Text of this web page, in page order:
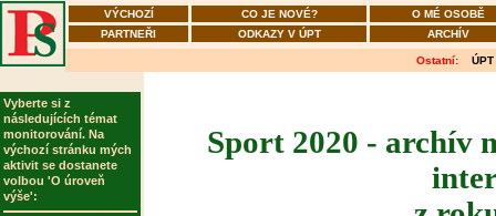
VÝCHOZÍ CO JE NOVÉ?
O MÉ OSOBĚ
PARTNEŘI
ODKAZY V ÚPT ARCHÍV
Ostatní: ÚPT
Vyberte si z
následujících témat
monitorování. Na
výchozí stránku mých
aktivit se dostanete
volbou 'O úroveň
výše':
Sport 2020 - archív